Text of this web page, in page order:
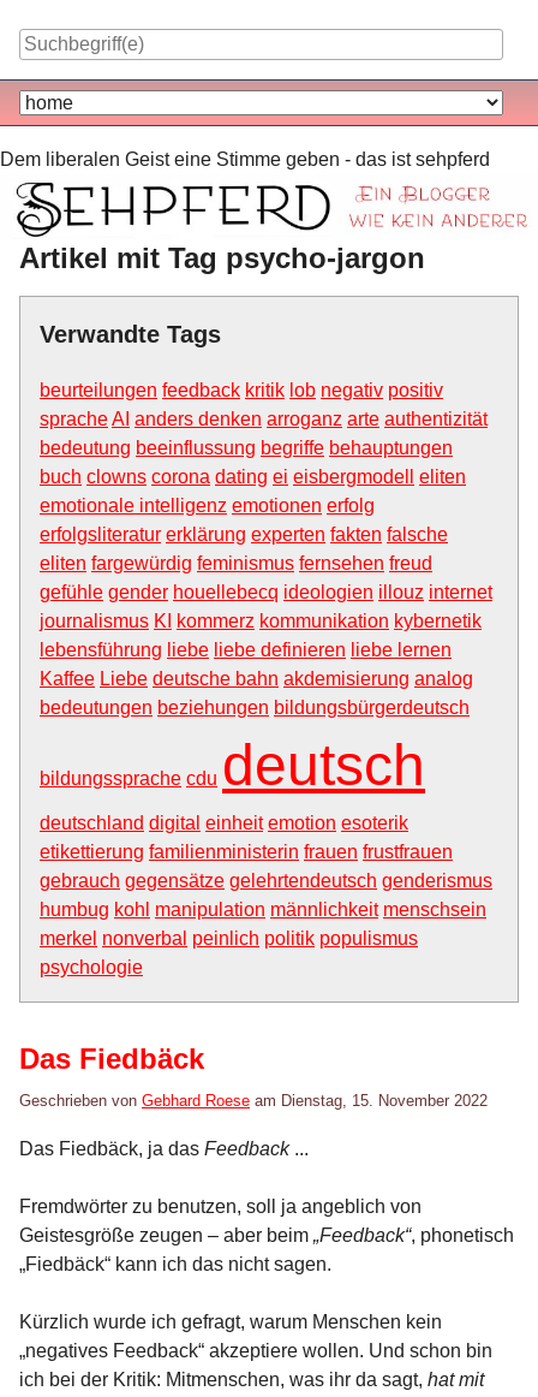
Navigation
Dem liberalen Geist eine Stimme geben - das ist sehpferd
Artikel mit Tag psycho-jargon
Verwandte Tags
beurteilungen feedback kritik lob negativ positiv
spracheAI anders denken arroganz arte authentizität
bedeutung beeinflussung begriffe behauptungen
buch clowns corona dating ei eisbergmodell
eliten
emotionale intelligenz emotionen erfolg
erfolgsliteratur erklärung experten fakten falsche
eliten fargewürdig feminismus fernsehen freud
gefühle gender houellebecq ideologien illouz internet
journalismus KI kommerz kommunikation kybernetik
lebensführung liebe liebe definieren liebe lernen
Kaffee Liebe deutsche bahn akdemisierung analog
bedeutungen beziehungen bildungsbürgerdeutsch
bildungssprache cdu deutsch
deutschland digital einheit emotion esoterik
etikettierung familienministerin frauen frustfrauen
gebrauch gegensätze gelehrtendeutsch genderismus
humbug kohl manipulation männlichkeit menschsein
merkel nonverbal peinlich politik populismus
psychologie
Das Fiedbäck
Geschrieben von Gebhard Roese am Dienstag, 15. November 2022
Das Fiedbäck, ja das Feedback...
Fremdwörter zu benutzen, soll ja angeblich von
Geistesgröße zeugen – aber beim „Feedback“, phonetisch
„Fiedbäck“ kann ich das nicht sagen.
Kürzlich wurde ich gefragt, warum Menschen kein
„negatives Feedback“ akzeptiere wollen. Und schon bin
ich bei der Kritik: Mitmenschen, was ihr da sagt, hat mit